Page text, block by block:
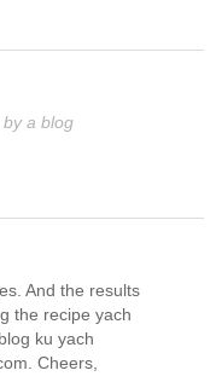
a blog
And the results
the recipe yach
ku yach
Cheers,